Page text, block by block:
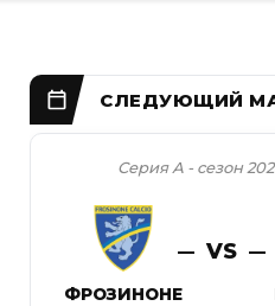
Серия А - сезон
ФРОЗИНОНЕ
VS